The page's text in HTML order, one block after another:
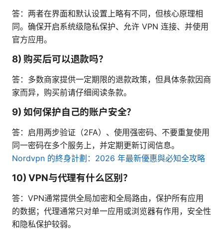
答：两者在界面和默认设置上略有不同，但核心原理相
同。确保开启系统级隐私保护、允许 VPN 连接、并使用
官方应用。
8) 购买后可以退款吗？
答：多数商家提供一定期限的退款政策，但具体条款因商
家而异，购买前请仔细阅读条款。
9) 如何保护自己的账户安全？
答：启用两步验证（2FA）、使用强密码、不要重复使用
同一密码在多个服务上，并定期更新订阅信息。
Nordvpn 的終身計劃：2026 年最新優惠與必知全攻略
10) VPN与代理有什么区别？
答：VPN通常提供全局加密和全局路由，保护所有应用
的数据；代理通常只对单一应用或浏览器有作用，安全性
和隐私保护较弱。